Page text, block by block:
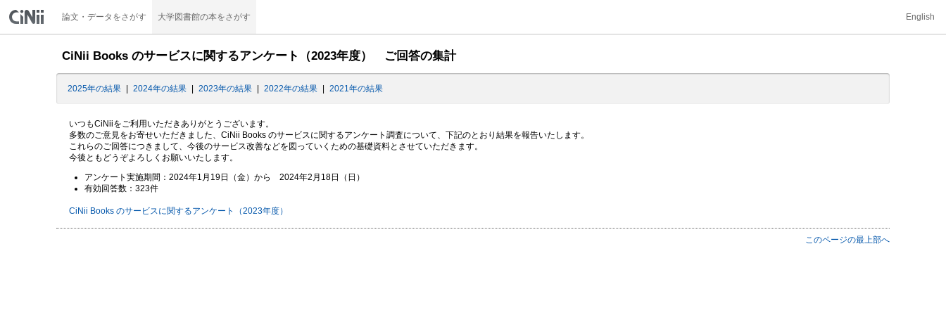
論文・データをさがす 大学図書館の本をさがす English
CiNii Books のサービスに関するアンケート（2023年度） ご回答の集計
2025年の結果 2024年の結果 2023年の結果 2022年の結果 2021年の結果
いつもCiNiiをご利用いただきありがとうございます。
多数のご意見をお寄せいただきました、CiNii Books のサービスに関するアンケート調査について、下記のとおり結果を報告いたします。
これらのご回答につきまして、今後のサービス改善などを図っていくための基礎資料とさせていただきます。
今後ともどうぞよろしくお願いいたします。
アンケート実施期間：2024年1月19日（金）から 2024年2月18日（日）
有効回答数：323件
CiNii Books のサービスに関するアンケート（2023年度）
このページの最上部へ